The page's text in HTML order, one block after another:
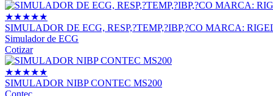
★★★★★
SIMULADOR DE ECG, RESP,?TEMP,?IBP,?CO MARCA:
Simulador de ECG
Cotizar
★★★★★
SIMULADOR NIBP CONTEC MS200
Contec